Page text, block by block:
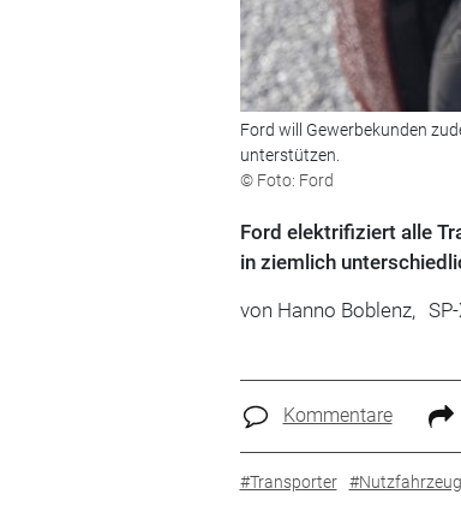
Ford will Gewerbekunden
unterstützen.
© Foto: Ford
Ford elektrifiziert alle
in ziemlich
von Hanno Boblenz,
Kommentare
#Transporter #Nutzfahrzeug